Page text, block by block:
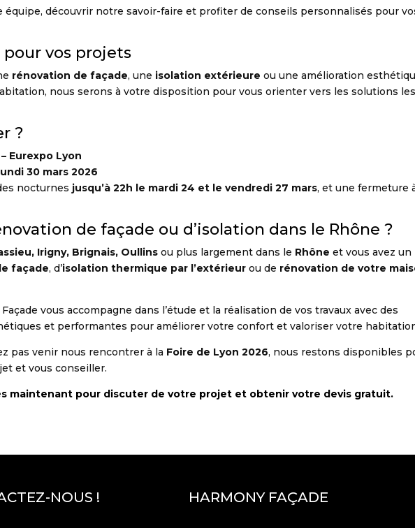
découvrir notre savoir-faire et profiter de conseils personnalisés pour
pour vos projets
rénovation de façade, une isolation extérieure ou une amélioration
nous serons à votre disposition pour vous orienter vers les solutions les
?
Eurexpo Lyon
30 mars 2026
nocturnes jusqu’à 22h le mardi 24 et le vendredi 27 mars, et une fermeture
de façade ou d’isolation dans le Rhône ?
Irigny, Brignais, Oullins ou plus largement dans le Rhône et vous avez un
façade, d’isolation thermique par l’extérieur ou de rénovation de votre
vous accompagne dans l’étude et la réalisation de vos travaux avec des
et performantes pour améliorer votre confort et valoriser votre
pas venir nous rencontrer à la Foire de Lyon 2026, nous restons disponibles
et vous conseiller.
maintenant pour discuter de votre projet et obtenir votre devis gratuit.
NOUS ! HARMONY FAÇADE